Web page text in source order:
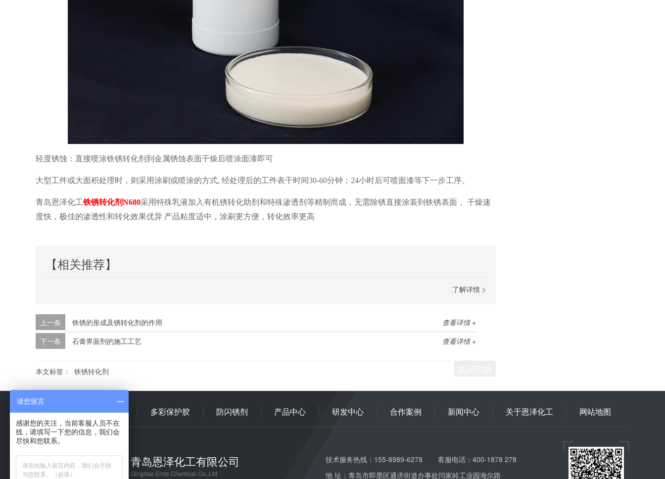
轻度锈蚀：直接喷涂铁锈转化剂 到 金属锈蚀表面干燥后喷涂面漆即可
大型工件或大面积处理时， 则采用涂刷或喷涂的方式, 经处理后的工件表干时间30-60分钟；24小时后可喷面漆等下一步工序。
青岛恩泽化工铁锈转化剂N680采用特殊乳液加入有机锈转化助剂和特殊渗透剂等精制而成，无需除锈直接涂装到铁锈表面，
干燥速
度快，极佳的渗透性和转化效果优异 产品粘度适中，涂刷更方便，转化效率更高
【相关推荐】
了解详情 >
查看详情 +
上一条
铁锈的形成及锈转化剂的作用
查看详情 +
下一条 石膏界面剂的施工工艺
本文标签： 铁锈转化剂
首 页 多彩乳液 多彩保护胶 防闪锈剂 产品中心 研发中心 合作案例 新闻中心 关于恩泽化工 网站地图
青岛恩泽化工有限公司
Qingdao Enze Chemical Co,.Ltd
技术服务热线：155-8989-6278
客服电话：400-1878 278
地 址：青岛市即墨区通济街道办事处闫家岭工业园海尔路
请您留言
感谢您的关注，当前客服人员不在
线，请填写一下您的信息，我们会
尽快和您联系。